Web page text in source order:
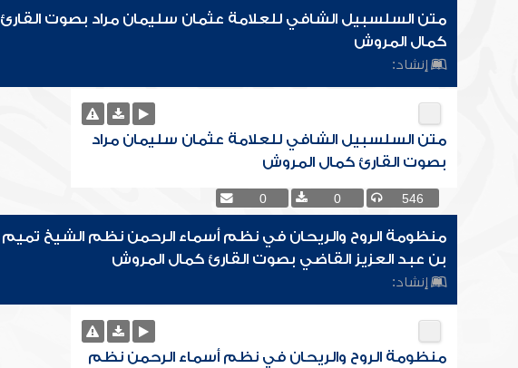
متن السلسبيل الشافي للعلامة عثمان سليمان مراد بصوت القارئ
كمال المروش
إنشاد:
متن السلسبيل الشافي للعلامة عثمان سليمان مراد
بصوت القارئ كمال المروش
546
0
0
منظومة الروح والريحان في نظم أسماء الرحمن نظم الشيخ تميم
بن عبد العزيز القاضي بصوت القارئ كمال المروش
إنشاد:
منظومة الروح والريحان في نظم أسماء الرحمن نظم